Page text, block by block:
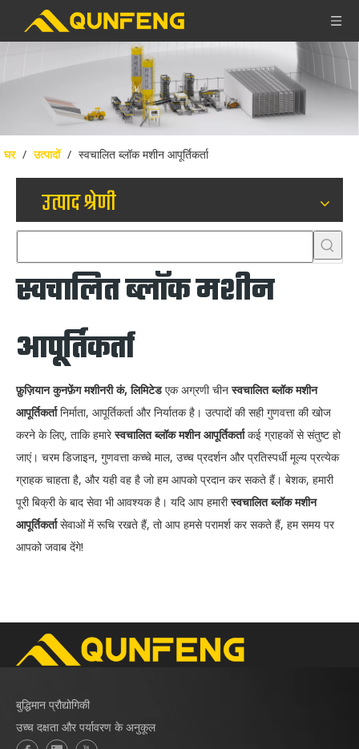
घर / उत्पादों / स्वचालित ब्लॉक मशीन आपूर्तिकर्ता
उत्पाद श्रेणी
स्वचालित ब्लॉक मशीन
आपूर्तिकर्ता
फ़ुज़ियान कुनफ़ेंग मशीनरी कं, लिमिटेडएक अग्रणी चीनस्वचालित ब्लॉक मशीन
आपूर्तिकर्तानिर्माता, आपूर्तिकर्ता और निर्यातक है। उत्पादों की सही गुणवत्ता की खोज
करने के लिए, ताकि हमारेस्वचालित ब्लॉक मशीन आपूर्तिकर्ताकई ग्राहकों से संतुष्ट हो
जाएं। चरम डिजाइन, गुणवत्ता कच्चे माल, उच्च प्रदर्शन और प्रतिस्पर्धी मूल्य प्रत्येक
ग्राहक चाहता है, और यही वह है जो हम आपको प्रदान कर सकते हैं। बेशक, हमारी
पूरी बिक्री के बाद सेवा भी आवश्यक है। यदि आप हमारीस्वचालित ब्लॉक मशीन
आपूर्तिकर्तासेवाओं में रूचि रखते हैं, तो आप हमसे परामर्श कर सकते हैं, हम समय पर
आपको जवाब देंगे!
बुद्धिमान प्रौद्योगिकी
उच्च दक्षता और पर्यावरण के अनुकूल